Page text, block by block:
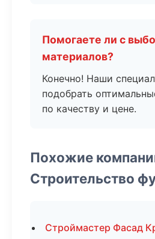
Помогаете ли с
материалов?
Конечно! Наши
подобрать
по качеству и цене.
Похожие
Строительство
Строймастер Фасад